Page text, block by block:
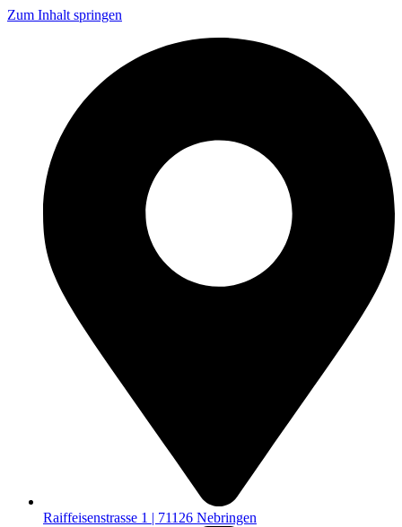
Zum Inhalt springen
Raiffeisenstrasse 1 | 71126 Nebringen